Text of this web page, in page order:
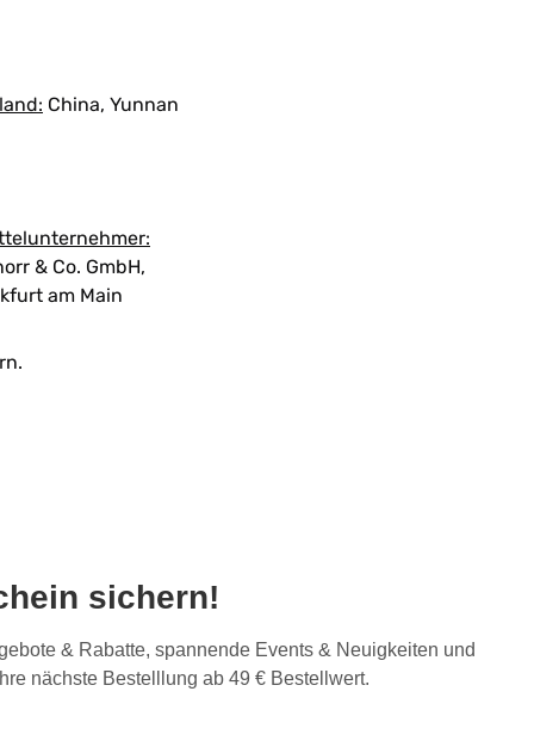
China, Yunnan
& Co. GmbH,
am Main
sichern!
& Rabatte, spannende Events & Neuigkeiten und
nächste Bestelllung ab 49 € Bestellwert.